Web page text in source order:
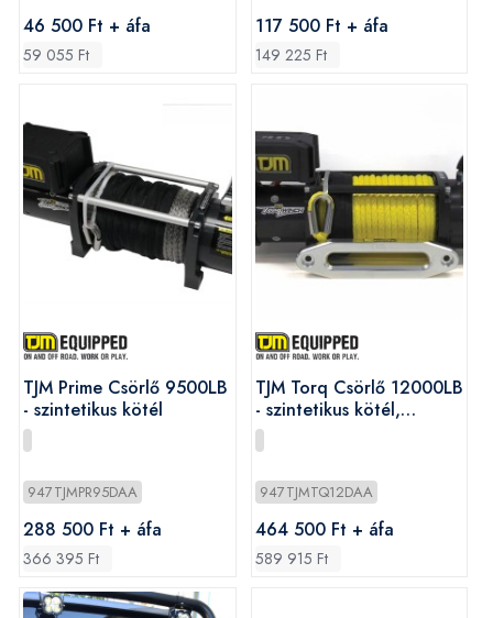
46 500 Ft + áfa
59 055 Ft
117 500 Ft + áfa
149 225 Ft
TJM Prime Csörlő 9500LB
- szintetikus kötél
947TJMPR95DAA
288 500 Ft + áfa
366 395 Ft
TJM Torq Csörlő 12000LB
- szintetikus kötél,
távirányító
947TJMTQ12DAA
464 500 Ft + áfa
589 915 Ft